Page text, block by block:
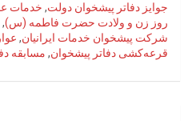
جوایز دفاتر پیشخوان دولت, خدمات
روز زن و ولادت حضرت فاطمه (س),
شرکت پیشخوان خدمات ایرانیان,
قرعه‌کشی دفاتر پیشخوان, مسابقه